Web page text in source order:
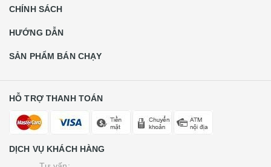
CHÍNH SÁCH
HƯỚNG DẪN
SẢN PHẨM BÁN CHẠY
HỖ TRỢ THANH TOÁN
DỊCH VỤ KHÁCH HÀNG